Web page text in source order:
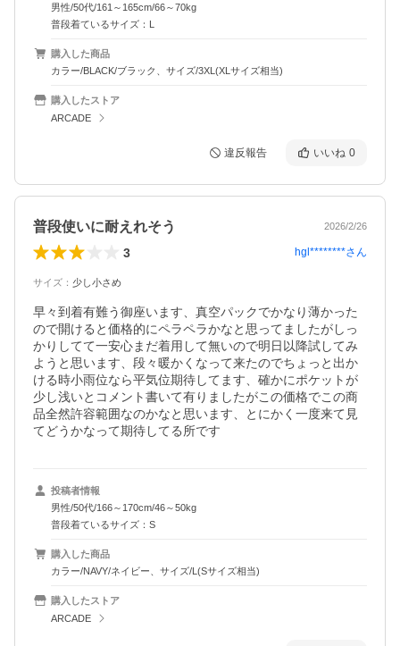
男性/50代/161～165cm/66～70kg
普段着ているサイズ：L
購入した商品
カラー/BLACK/ブラック、サイズ/3XL(XLサイズ相当)
購入したストア
ARCADE
違反報告 いいね 0
普段使いに耐えれそう 2026/2/26
3 hgl********さん
サイズ ： 少し小さめ
早々到着有難う御座います、真空パックでかなり薄かった
ので開けると価格的にペラペラかなと思ってましたがしっ
かりしてて一安心まだ着用して無いので明日以降試してみ
ようと思います、段々暖かくなって来たのでちょっと出か
ける時小雨位なら平気位期待してます、確かにポケットが
少し浅いとコメント書いて有りましたがこの価格でこの商
品全然許容範囲なのかなと思います、とにかく一度来て見
てどうかなって期待してる所です
投稿者情報
男性/50代/166～170cm/46～50kg
普段着ているサイズ：S
購入した商品
カラー/NAVY/ネイビー、サイズ/L(Sサイズ相当)
購入したストア
ARCADE